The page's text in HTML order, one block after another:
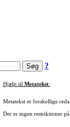
?
Hjælp til Metatekst:
Metatekst er forskellige
Der er ingen restriktioner